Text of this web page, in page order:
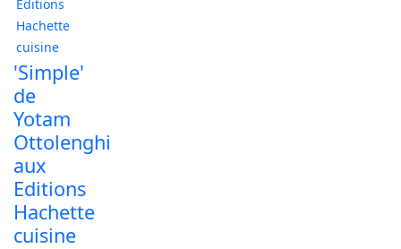
'Simple'
de
Yotam
Ottolenghi
aux
Editions
Hachette
cuisine